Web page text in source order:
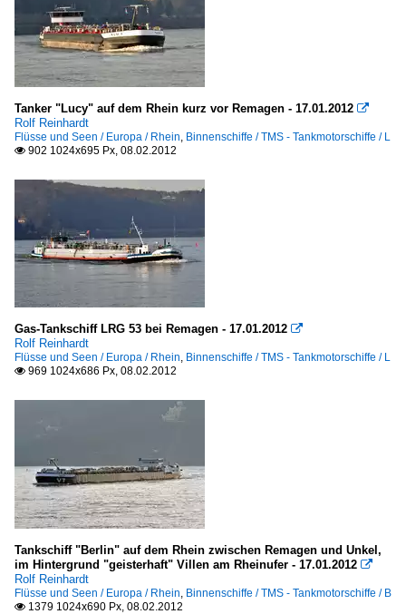
Tanker "Lucy" auf dem Rhein kurz vor Remagen - 17.01.2012 
Rolf Reinhardt
Flüsse und Seen / Europa / Rhein Binnenschiffe / TMS - Tankmotorschiffe / L
 902 1024x695 Px, 08.02.2012
Gas-Tankschiff LRG 53 bei Remagen - 17.01.2012 
Rolf Reinhardt
Flüsse und Seen / Europa / Rhein Binnenschiffe / TMS - Tankmotorschiffe / L
 969 1024x686 Px, 08.02.2012
Tankschiff "Berlin" auf dem Rhein zwischen Remagen und Unkel,
im Hintergrund "geisterhaft" Villen am Rheinufer - 17.01.2012 
Rolf Reinhardt
Flüsse und Seen / Europa / Rhein Binnenschiffe / TMS - Tankmotorschiffe / B
 1379 1024x690 Px, 08.02.2012